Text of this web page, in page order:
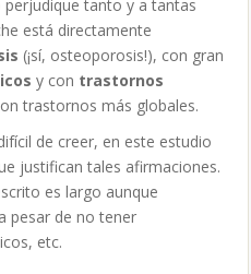
tanto y a tantas
está directamente
(¡sí, osteoporosis!), con gran
y con trastornos
trastornos más globales.
de creer, en este estudio
justifican tales afirmaciones.
es largo aunque
pesar de no tener
etc.